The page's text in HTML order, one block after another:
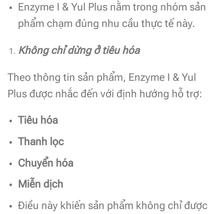
Enzyme I & Yul Plus nằm trong nhóm sản
phẩm chạm đúng nhu cầu thực tế này.
Không chỉ dừng ở tiêu hóa
Theo thông tin sản phẩm, Enzyme I & Yul
Plus được nhắc đến với định hướng hỗ trợ:
Tiêu hóa
Thanh lọc
Chuyển hóa
Miễn dịch
Điều này khiến sản phẩm không chỉ được